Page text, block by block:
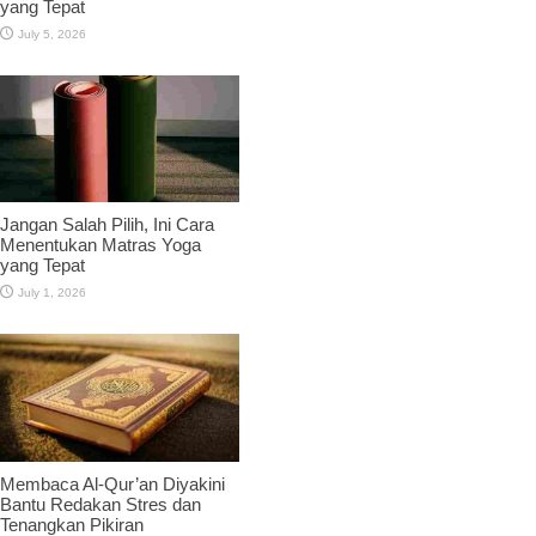
yang Tepat
July 5, 2026
Jangan Salah Pilih, Ini Cara
Menentukan Matras Yoga
yang Tepat
July 1, 2026
Membaca Al-Qur’an Diyakini
Bantu Redakan Stres dan
Tenangkan Pikiran